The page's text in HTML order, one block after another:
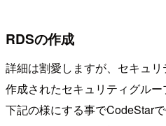
RDSの作成
詳細は割愛しますが、セキュリ
作成されたセキュリティグルー
下記の様にする事でCodeStar